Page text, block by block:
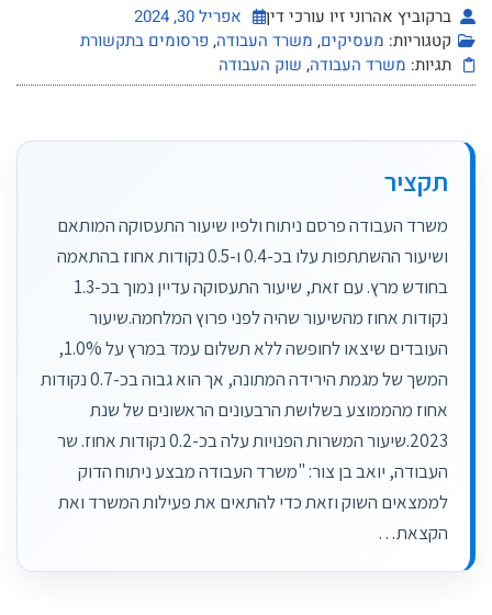
ברקוביץ אהרוני זיו עורכי דין
אפריל 30, 2024
קטגוריות: מעסיקים, משרד העבודה, פרסומים בתקשורת
תגיות: משרד העבודה, שוק העבודה
תקציר
משרד העבודה פרסם ניתוח ולפיו שיעור התעסוקה המותאם
ושיעור ההשתתפות עלו בכ-0.4 ו-0.5 נקודות אחוז בהתאמה
בחודש מרץ. עם זאת, שיעור התעסוקה עדיין נמוך בכ-1.3
נקודות אחוז מהשיעור שהיה לפני פרוץ המלחמה.שיעור
העובדים שיצאו לחופשה ללא תשלום עמד במרץ על 1.0%,
המשך של מגמת הירידה המתונה, אך הוא גבוה בכ-0.7 נקודות
אחוז מהממוצע בשלושת הרבעונים הראשונים של שנת
2023.שיעור המשרות הפנויות עלה בכ-0.2 נקודות אחוז. שר
העבודה, יואב בן צור: "משרד העבודה מבצע ניתוח הדוק
לממצאים השוק וזאת כדי להתאים את פעילות המשרד ואת
הקצאת…